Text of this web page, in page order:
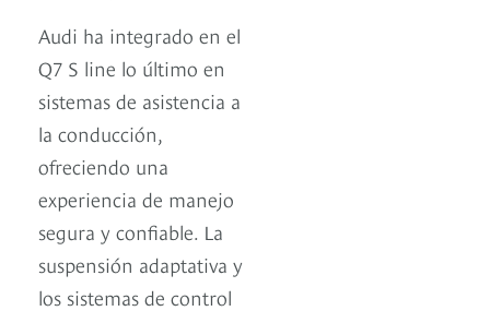
Audi ha integrado en el
Q7 S line lo último en
sistemas de asistencia a
la conducción,
ofreciendo una
experiencia de manejo
segura y confiable. La
suspensión adaptativa y
los sistemas de control